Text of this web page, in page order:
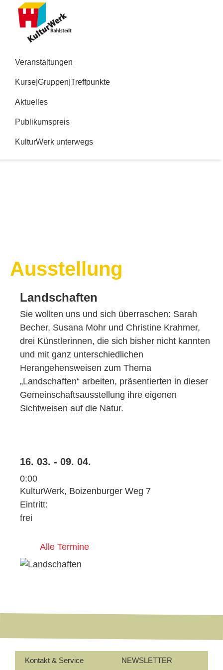
Hauptnavigation
springen
Inhalt
springen
Rahlstedt
Veranstaltungen
Kurse|Gruppen|Treffpunkte
Aktuelles
Publikumspreis
KulturWerk unterwegs
Ausstellung
Landschaften
Sie wollten uns und sich überraschen: Sarah
Becher, Susana Mohr und Christine Krahmer,
drei Künstlerinnen, die sich bisher nicht kannten
und mit ganz unterschiedlichen
Herangehensweisen zum Thema
„Landschaften“ arbeiten, präsentierten in dieser
Gemeinschaftsausstellung ihre eigenen
Sichtweisen auf die Natur.
16. 03. - 09. 04.
0:00
KulturWerk, Boizenburger Weg 7
Eintritt:
frei
Alle Termine
Kontakt & Service NEWSLETTER